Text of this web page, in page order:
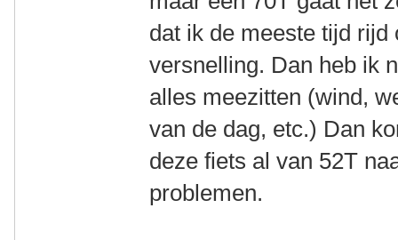
dat ik de meeste tijd
versnelling. Dan heb ik
alles meezitten (wind,
van de dag, etc.) Dan
deze fiets al van 52T
problemen.